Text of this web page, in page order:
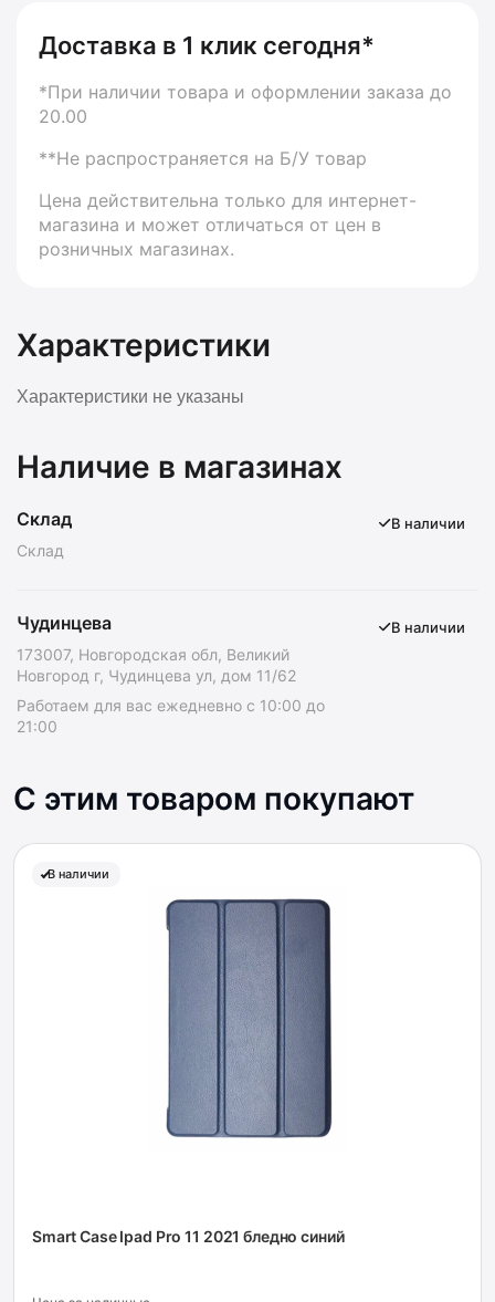
Доставка в 1 клик сегодня*
*При наличии товара и оформлении заказа до
20.00
**Не распространяется на Б/У товар
Цена действительна только для интернет-
магазина и может отличаться от цен в
розничных магазинах.
Характеристики
Характеристики не указаны
Наличие в магазинах
Склад
Склад
В наличии
Чудинцева
173007, Новгородская обл, Великий
Новгород г, Чудинцева ул, дом 11/62
Работаем для вас ежедневно с 10:00 до
21:00
В наличии
С этим товаром покупают
В наличии
Smart Case Ipad Pro 11 2021 бледно синий